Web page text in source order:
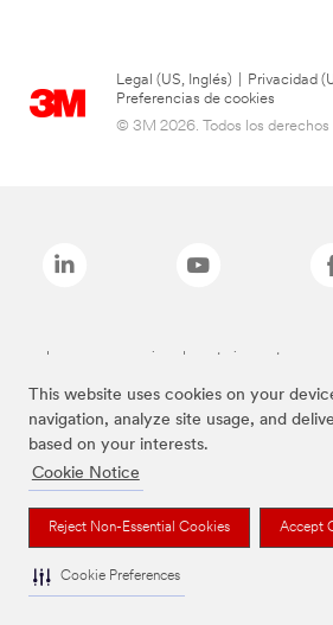
This website uses cookies on your
navigation, analyze site usage, and
based on your interests.
Cookie Notice
Reject Non-Essential Cookies Accept
Cookie Preferences
Legal (US, Inglés) Privacidad
Preferencias de cookies
© 3M 2026. Todos los derechos
Las marcas mencionadas anteriormente son